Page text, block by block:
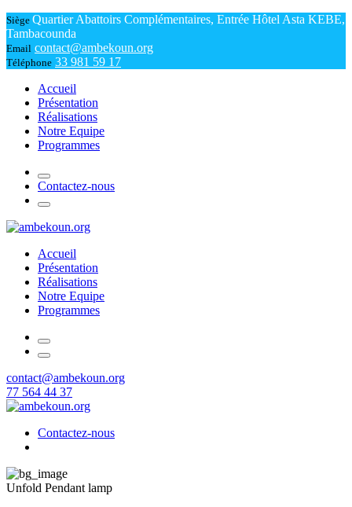
Siège Quartier Abattoirs Complémentaires, Entrée Hôtel Asta KEBE,
Tambacounda
Email contact@ambekoun.org
Téléphone 33 981 59 17
Accueil
Présentation
Réalisations
Notre Equipe
Programmes
Contactez-nous
Accueil
Présentation
Réalisations
Notre Equipe
Programmes
contact@ambekoun.org
77 564 44 37
Contactez-nous
Unfold Pendant lamp